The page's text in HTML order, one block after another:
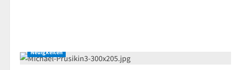
Neuigkeiten